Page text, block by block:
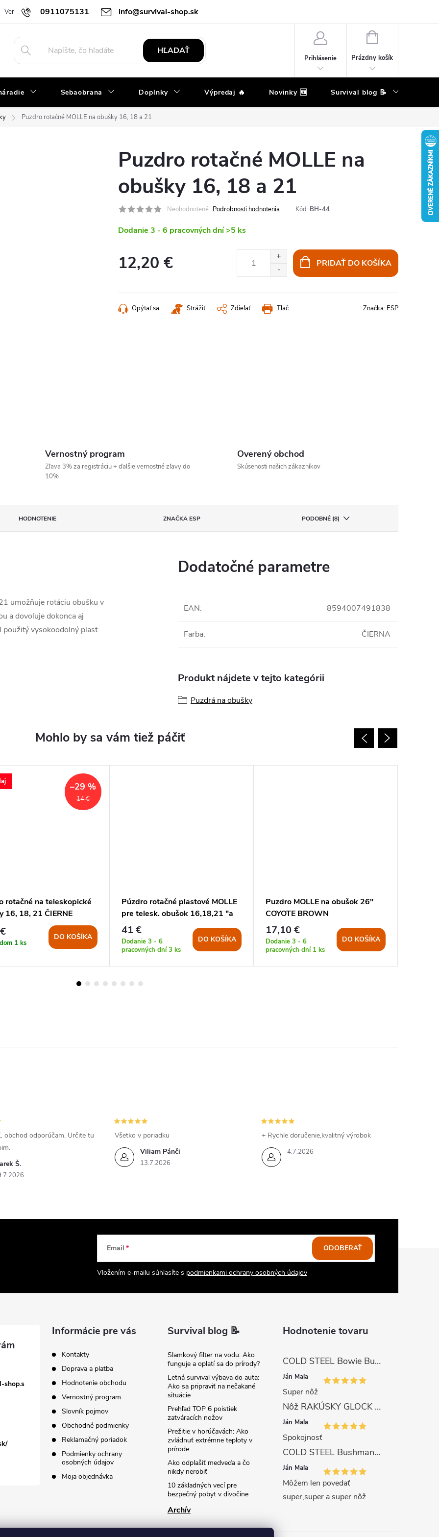
0911075131 info@survival-shop.sk
Vernostný program Slovník pojmov Obchodné podmienky
HĽADAŤ
Prihlásenie
NÁKUPNÝ
Prázdny košík
Sebaobrana Doplnky Výpredaj 🔥 Novinky 🆕 Survival blog 📝
Puzdro rotačné MOLLE na obušky 16, 18 a 21
Puzdro rotačné MOLLE na
obušky 16, 18 a 21
Neohodnotené Podrobnosti hodnotenia Kód: BH-44
Dodanie 3 - 6 pracovných dní>5 ks
12,20 € PRIDAŤ DO KOŠÍKA
Tlač
Opýtať sa Strážiť Zdieľať Značka: ESP
Vernostný program
Zľava 3% za registráciu + ďalšie vernostné zľavy do
10%
Overený obchod
Skúsenosti našich zákazníkov
HODNOTENIE ZNAČKA ESP PODOBNÉ (8)
umožňuje rotáciu obušku v
a dovoľuje dokonca aj
vysokoodolný plast.
Dodatočné parametre
EAN: 8594007491838
Farba: ČIERNA
Produkt nájdete v tejto kategórii
Puzdrá na obušky
14 €
–29 %
rotačné na teleskopické
16, 18, 21 ČIERNE
1 ks
DO KOŠÍKA
Púzdro rotačné plastové MOLLE
pre telesk. obušok 16,18,21 "a
baterku
41 €
Dodanie 3 - 6
pracovných dní3 ks
DO KOŠÍKA
Puzdro MOLLE na obušok 26"
COYOTE BROWN
17,10 €
Dodanie 3 - 6
pracovných dní 1 ks
DO KOŠÍKA
Š.
obchod odporúčam. Určite tu
Viliam Pánči
13.7.2026
Všetko v poriadku
4.7.2026
+ Rychle doručenie,kvalitný výrobok
Email
Vložením e-mailu súhlasíte s podmienkami ochrany osobných údajov
ODOBERAŤ
shop.s
Informácie pre vás
Kontakty
Doprava a platba
Hodnotenie obchodu
Vernostný program
Slovník pojmov
Obchodné podmienky
Reklamačný poriadok
Podmienky ochrany
osobných údajov
Moja objednávka
Survival blog 📝
Slamkový filter na vodu: Ako
funguje a oplatí sa do prírody?
Letná survival výbava do auta:
Ako sa pripraviť na nečakané
situácie
Prehľad TOP 6 poistiek
zatváracích nožov
Prežitie v horúčavách: Ako
zvládnuť extrémne teploty v
prírode
Ako odplašiť medveďa a čo
nikdy nerobiť
10 základných vecí pre
bezpečný pobyt v divočine
Archív
Hodnotenie tovaru
COLD STEEL Bowie Bushman (SK-5)
Ján Maľa
Super nôž
Nôž RAKÚSKY GLOCK SURVIVAL 81 s pílkou ZELENÝ
Ján Maľa
Spokojnosť
COLD STEEL Bushman (SK-5)
Ján Maľa
Môžem len povedať
super,super a super nôž